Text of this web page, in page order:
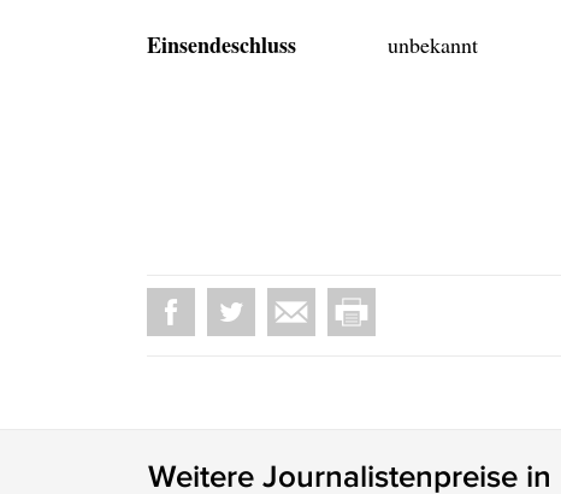
Einsendeschluss unbekannt
Weitere Journalistenpreise in